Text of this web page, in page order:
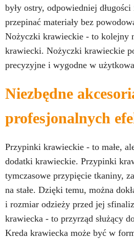
były ostry, odpowiedniej
przepinać materiały bez
Nożyczki krawieckie - to kolejny
krawiecki. Nożyczki krawieckie
precyzyjne i wygodne w
Niezbędne
profesjonalnych
Przypinki krawieckie - to małe,
dodatki krawieckie. Przypinki
tymczasowe przypięcie tkaniny,
na stałe. Dzięki temu, można
i rozmiar odzieży przed jej
krawiecka - to przyrząd służący
Kreda krawiecka może być w